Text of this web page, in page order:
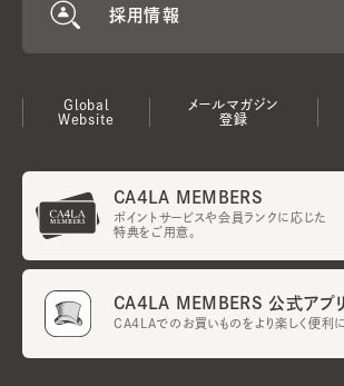
採用情報
Global
Website
メールマガジン
登録
CA4LA MEMBERS
ポイントサービスや会員ランクに応じた
特典をご用意。
CA4LA MEMBERS 公式アプリ
CA4LAでのお買いものをより楽しく便利に